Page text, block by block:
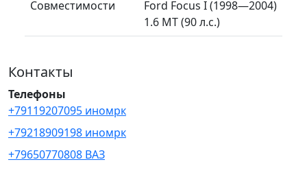
Совместимости
Ford Focus I (1998—2004)
1.6 MT (90 л.с.)
Контакты
Телефоны
+79119207095 иномрк
+79218909198 иномрк
+79650770808 ВАЗ